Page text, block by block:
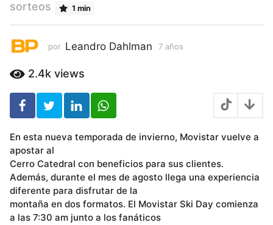
7
o
s
sorteos
1 min
por Leandro Dahlman 7 años
2.4k views
En esta nueva temporada de invierno, Movistar vuelve a
apostar al
Cerro Catedral con beneficios para sus clientes.
Además, durante el mes de agosto llega una experiencia
diferente para disfrutar de la
montaña en dos formatos. El Movistar Ski Day comienza
a las 7:30 am junto a los fanáticos